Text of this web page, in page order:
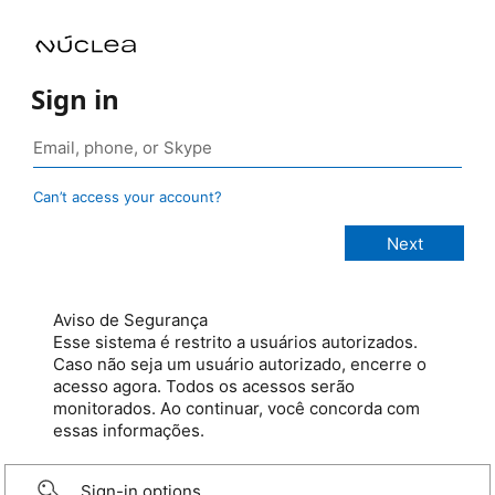
Sign in
Can’t access your account?
Aviso de Segurança
Esse sistema é restrito a usuários autorizados.
Caso não seja um usuário autorizado, encerre o
acesso agora. Todos os acessos serão
monitorados. Ao continuar, você concorda com
essas informações.